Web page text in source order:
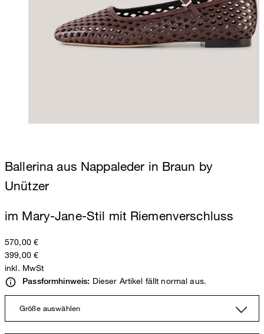
Ballerina aus Nappaleder in Braun by
Unützer
im Mary-Jane-Stil mit Riemenverschluss
570,00 €
399,00 €
inkl. MwSt
Passformhinweis: Dieser Artikel fällt normal aus.
Größe auswählen